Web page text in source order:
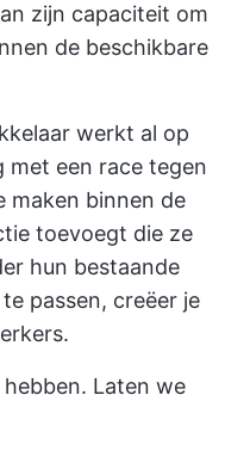
zijn capaciteit om
de beschikbare
werkt al op
met een race tegen
maken binnen de
toevoegt die ze
hun bestaande
passen, creëer je
Laten we